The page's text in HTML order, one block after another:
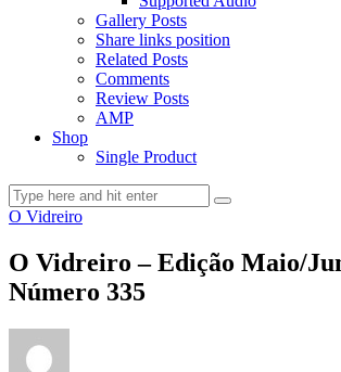
Gallery Posts
Share links position
Related Posts
Comments
Review Posts
AMP
Shop
Single Product
O Vidreiro
O Vidreiro – Edição Maio/
Número 335